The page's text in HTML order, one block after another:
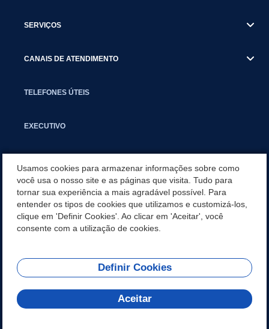
SERVIÇOS
CANAIS DE ATENDIMENTO
TELEFONES ÚTEIS
EXECUTIVO
APLICATIVO
SECRETARIAS
REDES SOCIAIS
Usamos cookies para armazenar informações sobre como
você usa o nosso site e as páginas que visita. Tudo para
tornar sua experiência a mais agradável possível. Para
entender os tipos de cookies que utilizamos e customizá-los,
clique em 'Definir Cookies'. Ao clicar em 'Aceitar', você
consente com a utilização de cookies.
Definir Cookies
Aceitar